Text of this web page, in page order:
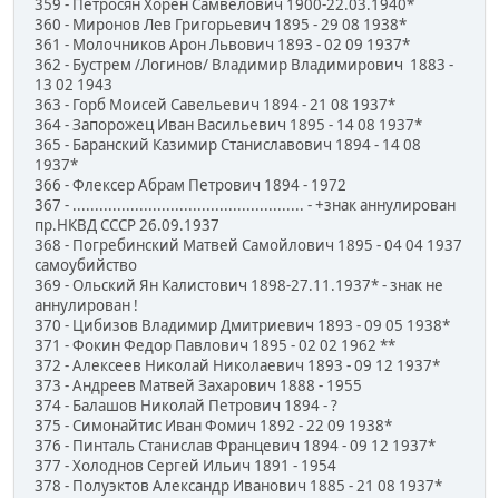
359 - Петросян Хорен Самвелович 1900-22.03.1940*
360 - Миронов Лев Григорьевич 1895 - 29 08 1938*
361 - Молочников Арон Львович 1893 - 02 09 1937*
362 - Бустрем /Логинов/ Владимир Владимирович 1883 -
13 02 1943
363 - Горб Моисей Савельевич 1894 - 21 08 1937*
364 - Запорожец Иван Васильевич 1895 - 14 08 1937*
365 - Баранский Казимир Станиславович 1894 - 14 08
1937*
366 - Флексер Абрам Петрович 1894 - 1972
367 - .................................................... - +знак аннулирован
пр.НКВД СССР 26.09.1937
368 - Погребинский Матвей Самойлович 1895 - 04 04 1937
самоубийство
369 - Ольский Ян Калистович 1898-27.11.1937* - знак не
аннулирован !
370 - Цибизов Владимир Дмитриевич 1893 - 09 05 1938*
371 - Фокин Федор Павлович 1895 - 02 02 1962 **
372 - Алексеев Николай Николаевич 1893 - 09 12 1937*
373 - Андреев Матвей Захарович 1888 - 1955
374 - Балашов Николай Петрович 1894 - ?
375 - Симонайтис Иван Фомич 1892 - 22 09 1938*
376 - Пинталь Станислав Францевич 1894 - 09 12 1937*
377 - Холоднов Сергей Ильич 1891 - 1954
378 - Полуэктов Александр Иванович 1885 - 21 08 1937*